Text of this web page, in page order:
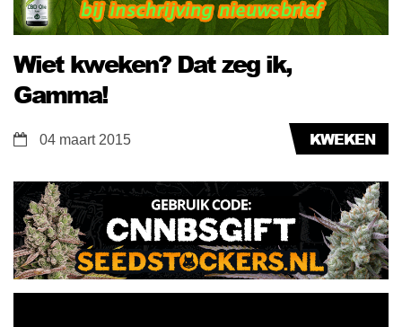
Wiet kweken? Dat zeg ik,
Gamma!
KWEKEN
04 maart 2015